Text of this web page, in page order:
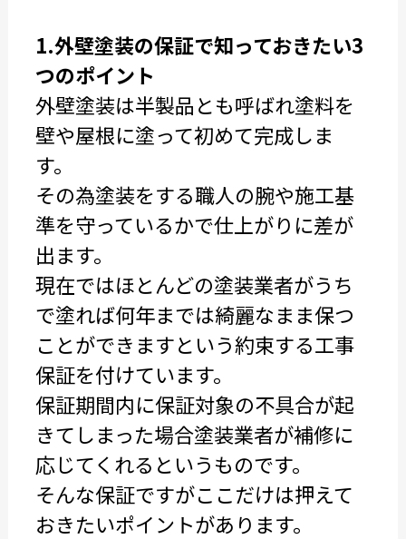
1.外壁塗装の保証で知っておきたい3
つのポイント
外壁塗装は半製品とも呼ばれ塗料を
壁や屋根に塗って初めて完成しま
す。
その為塗装をする職人の腕や施工基
準を守っているかで仕上がりに差が
出ます。
現在ではほとんどの塗装業者がうち
で塗れば何年までは綺麗なまま保つ
ことができますという約束する工事
保証を付けています。
保証期間内に保証対象の不具合が起
きてしまった場合塗装業者が補修に
応じてくれるというものです。
そんな保証ですがここだけは押えて
おきたいポイントがあります。